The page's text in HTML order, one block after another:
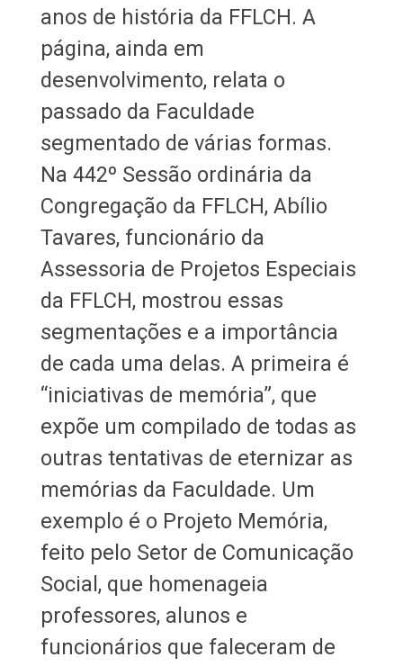
anos de história da FFLCH. A
página, ainda em
desenvolvimento, relata o
passado da Faculdade
segmentado de várias formas.
Na 442º Sessão ordinária da
Congregação da FFLCH, Abílio
Tavares, funcionário da
Assessoria de Projetos Especiais
da FFLCH, mostrou essas
segmentações e a importância
de cada uma delas. A primeira é
“iniciativas de memória”, que
expõe um compilado de todas as
outras tentativas de eternizar as
memórias da Faculdade. Um
exemplo é o Projeto Memória,
feito pelo Setor de Comunicação
Social, que homenageia
professores, alunos e
funcionários que faleceram de